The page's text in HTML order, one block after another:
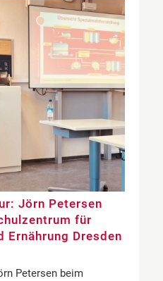
Jörn Petersen
für
Dresden
Petersen beim